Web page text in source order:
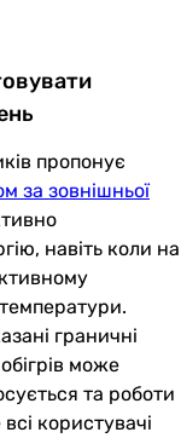
пропонує
за зовнішньої
навіть коли на
граничні
може
та роботи
користувачі